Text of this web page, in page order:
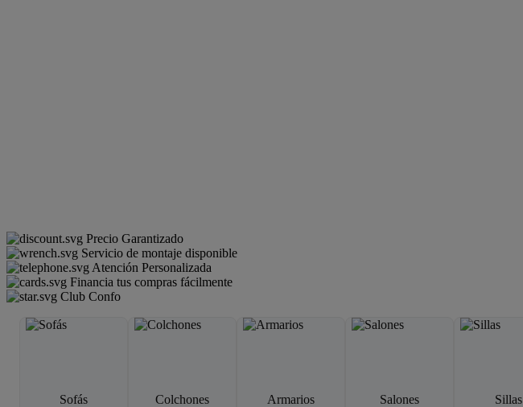
Precio Garantizado
Servicio de montaje disponible
Atención Personalizada
Financia tus compras fácilmente
Club Confo
Sofás Colchones Armarios Salones Sillas